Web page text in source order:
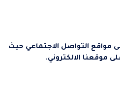
مواقع التواصل الاجتماعي حيث
الالكتروني.